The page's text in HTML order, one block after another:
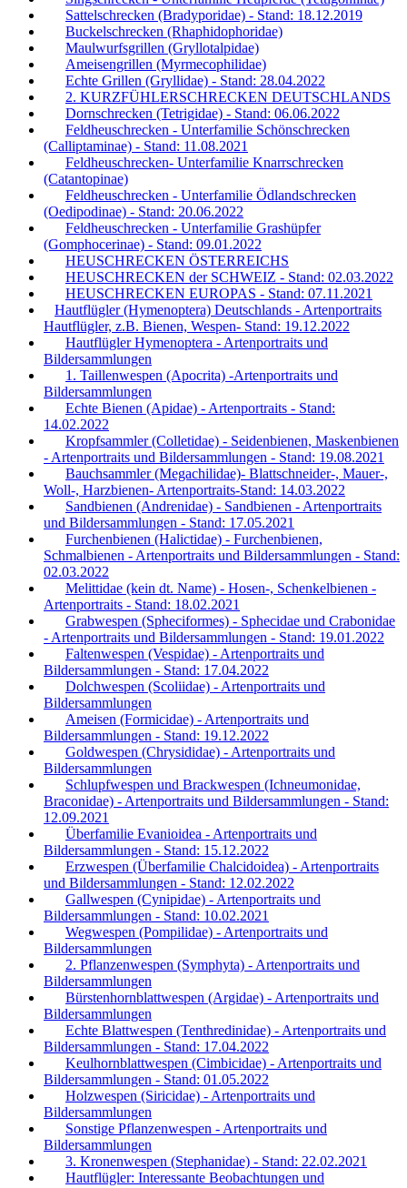
Sattelschrecken (Bradyporidae) - Stand: 18.12.2019
Buckelschrecken (Rhaphidophoridae)
Maulwurfsgrillen (Gryllotalpidae)
Ameisengrillen (Myrmecophilidae)
Echte Grillen (Gryllidae) - Stand: 28.04.2022
2. KURZFÜHLERSCHRECKEN DEUTSCHLANDS
Dornschrecken (Tetrigidae) - Stand: 06.06.2022
Feldheuschrecken - Unterfamilie Schönschrecken
(Calliptaminae) - Stand: 11.08.2021
Feldheuschrecken- Unterfamilie Knarrschrecken
(Catantopinae)
Feldheuschrecken - Unterfamilie Ödlandschrecken
(Oedipodinae) - Stand: 20.06.2022
Feldheuschrecken - Unterfamilie Grashüpfer
(Gomphocerinae) - Stand: 09.01.2022
HEUSCHRECKEN ÖSTERREICHS
HEUSCHRECKEN der SCHWEIZ - Stand: 02.03.2022
HEUSCHRECKEN EUROPAS - Stand: 07.11.2021
Hautflügler (Hymenoptera) Deutschlands - Artenportraits
Hautflügler, z.B. Bienen, Wespen- Stand: 19.12.2022
Hautflügler Hymenoptera - Artenportraits und
Bildersammlungen
1. Taillenwespen (Apocrita) -Artenportraits und
Bildersammlungen
Echte Bienen (Apidae) - Artenportraits - Stand:
14.02.2022
Kropfsammler (Colletidae) - Seidenbienen, Maskenbienen
- Artenportraits und Bildersammlungen - Stand: 19.08.2021
Bauchsammler (Megachilidae)- Blattschneider-, Mauer-,
Woll-, Harzbienen- Artenportraits-Stand: 14.03.2022
Sandbienen (Andrenidae) - Sandbienen - Artenportraits
und Bildersammlungen - Stand: 17.05.2021
Furchenbienen (Halictidae) - Furchenbienen,
Schmalbienen - Artenportraits und Bildersammlungen - Stand:
02.03.2022
Melittidae (kein dt. Name) - Hosen-, Schenkelbienen -
Artenportraits - Stand: 18.02.2021
Grabwespen (Spheciformes) - Sphecidae und Crabonidae
- Artenportraits und Bildersammlungen - Stand: 19.01.2022
Faltenwespen (Vespidae) - Artenportraits und
Bildersammlungen - Stand: 17.04.2022
Dolchwespen (Scoliidae) - Artenportraits und
Bildersammlungen
Ameisen (Formicidae) - Artenportraits und
Bildersammlungen - Stand: 19.12.2022
Goldwespen (Chrysididae) - Artenportraits und
Bildersammlungen
Schlupfwespen und Brackwespen (Ichneumonidae,
Braconidae) - Artenportraits und Bildersammlungen - Stand:
12.09.2021
Überfamilie Evanioidea - Artenportraits und
Bildersammlungen - Stand: 15.12.2022
Erzwespen (Überfamilie Chalcidoidea) - Artenportraits
und Bildersammlungen - Stand: 12.02.2022
Gallwespen (Cynipidae) - Artenportraits und
Bildersammlungen - Stand: 10.02.2021
Wegwespen (Pompilidae) - Artenportraits und
Bildersammlungen
2. Pflanzenwespen (Symphyta) - Artenportraits und
Bildersammlungen
Bürstenhornblattwespen (Argidae) - Artenportraits und
Bildersammlungen
Echte Blattwespen (Tenthredinidae) - Artenportraits und
Bildersammlungen - Stand: 17.04.2022
Keulhornblattwespen (Cimbicidae) - Artenportraits und
Bildersammlungen - Stand: 01.05.2022
Holzwespen (Siricidae) - Artenportraits und
Bildersammlungen
Sonstige Pflanzenwespen - Artenportraits und
Bildersammlungen
3. Kronenwespen (Stephanidae) - Stand: 22.02.2021
Hautflügler: Interessante Beobachtungen und